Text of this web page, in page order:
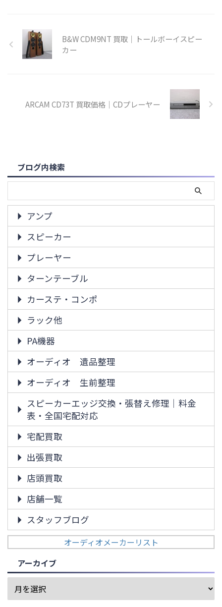
B&W CDM9NT 買取｜トールボーイスピー
カー
ARCAM CD73T 買取価格｜CDプレーヤー
ブログ内検索
アンプ
スピーカー
プレーヤー
ターンテーブル
カーステ・コンポ
ラック他
PA機器
オーディオ 遺品整理
オーディオ 生前整理
スピーカーエッジ交換・張替え修理｜料金
表・全国宅配対応
宅配買取
出張買取
店頭買取
店舗一覧
スタッフブログ
オーディオメーカーリスト
アーカイブ